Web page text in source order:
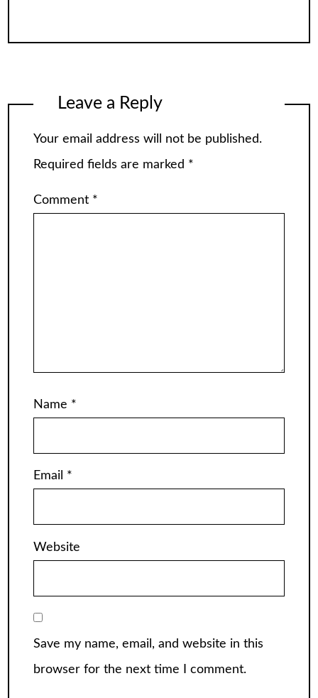
Leave a Reply
Your email address will not be published.
Required fields are marked *
Comment *
Name *
Email *
Website
Save my name, email, and website in this
browser for the next time I comment.